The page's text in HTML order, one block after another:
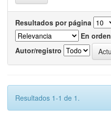
Resultados por página
En orden
Autor/registro
Resultados 1-1 de 1.